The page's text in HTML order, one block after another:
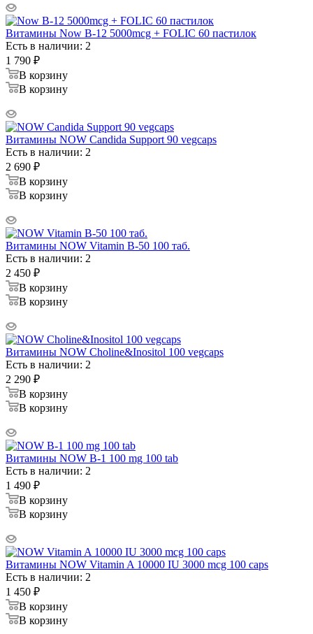
Витамины Now B-12 5000mcg + FOLIC 60 пастилок
Есть в наличии: 2
1 790 ₽
В корзину
В корзину
Витамины NOW Candida Support 90 vegcaps
Есть в наличии: 2
2 690 ₽
В корзину
В корзину
Витамины NOW Vitamin B-50 100 таб.
Есть в наличии: 2
2 450 ₽
В корзину
В корзину
Витамины NOW Choline&Inositol 100 vegcaps
Есть в наличии: 2
2 290 ₽
В корзину
В корзину
Витамины NOW B-1 100 mg 100 tab
Есть в наличии: 2
1 490 ₽
В корзину
В корзину
Витамины NOW Vitamin A 10000 IU 3000 mcg 100 caps
Есть в наличии: 2
1 450 ₽
В корзину
В корзину